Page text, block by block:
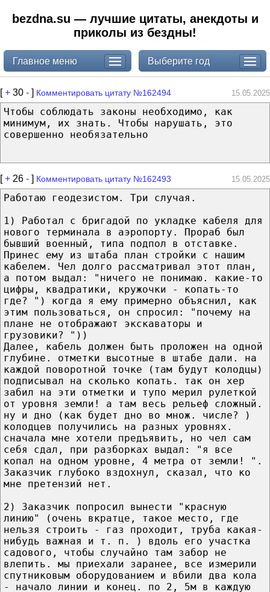
bezdna.su — лучшие цитаты, анекдоты и
приколы из бездны!
Главное меню Выберите год
[+ 30 - ] Комментировать цитату №162494 15.05.2025
Чтобы соблюдать законы необходимо, как
минимум, их знать. Чтобы нарушать, это
совершенно необязательно
[+ 26 - ] Комментировать цитату №162493 15.05.2025
Работаю геодезистом. Три случая.
1) Работал с бригадой по укладке кабеля для
нового терминала в аэропорту. Прораб был
бывший военный, типа подпол в отставке.
Принес ему из штаба план стройки с нашим
кабелем. Чел долго рассматривал этот план,
а потом выдал: "ничего не понимаю. какие-то
цифры, квадратики, кружочки - копать-то
где? ") когда я ему примерно объяснил, как
этим пользоваться, он спросил: "почему на
плане не отображают экскаваторы и
грузовики? "))
Далее, кабель должен быть проложен на одной
глубине. отметки высотные в штабе дали. на
каждой поворотной точке (там будут колодцы)
подписывал на сколько копать. так он хер
забил на эти отметки и тупо мерил рулеткой
от уровня земли! а там весь рельеф сложный.
ну и дно (как будет дно во множ. числе? )
колодцев получились на разных уровнях.
сначала мне хотели предъявить, но чел сам
себя сдал, при разборках выдал: "я все
копал на одном уровне, 4 метра от земли! ".
Заказчик глубоко вздохнул, сказал, что ко
мне претензий нет.
2) Заказчик попросил вынести "красную
линию" (очень вкратце, такое место, где
нельзя строить - газ проходит, труба какая-
нибудь важная и т. п. ) вдоль его участка
садового, чтобы случайно там забор не
влепить. мы приехали заранее, все измерили
спутниковым оборудованием и вбили два кола
- начало линии и конец. по 2, 5м в каждую